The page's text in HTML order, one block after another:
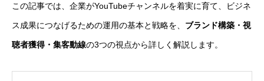
この記事では、企業がYouTubeチャンネルを着実に育て、ビジネ
ス成果につなげるための運用の基本と戦略を、 ブランド構築・視
聴者獲得・集客動線の3つの視点から詳しく解説します。